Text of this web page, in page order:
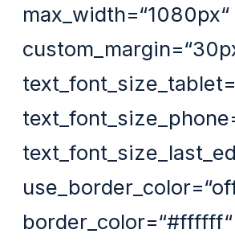
max_width=“1080px“
border_color=“#ffffff“